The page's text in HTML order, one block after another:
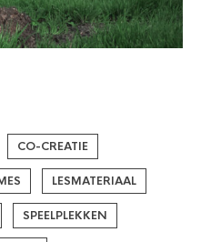
CO-CREATIE
LESMATERIAAL
SPEELPLEKKEN